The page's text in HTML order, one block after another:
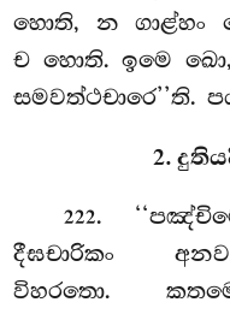
හොති, න ගාළ්හං
ච හොති. ඉමෙ
සමවත්ථචාරෙ’’ති.
2.
222.
දීඝචාරිකං
විහරතො.